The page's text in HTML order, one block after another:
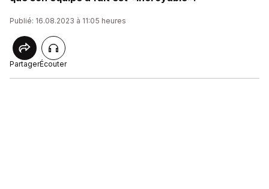
Publié: 16.08.2023 à 11:05 heures
PartagerÉcouter